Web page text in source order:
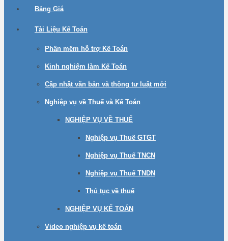
Bảng Giá
Tài Liệu Kế Toán
Phần mềm hỗ trợ Kế Toán
Kinh nghiệm làm Kế Toán
Cập nhật văn bản và thông tư luật mới
Nghiệp vụ về Thuế và Kế Toán
NGHIỆP VỤ VỀ THUẾ
Nghiệp vụ Thuế GTGT
Nghiệp vụ Thuế TNCN
Nghiệp vụ Thuế TNDN
Thủ tục về thuế
NGHIỆP VỤ KẾ TOÁN
Video nghiệp vụ kế toán